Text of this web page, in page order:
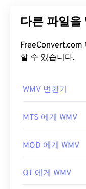
축하여 비디오 화
라는 디지털 컨테
는 경우가 많습니다.
WMV 파일
열고 읽을 수 있습
니다. Microsoft에
늘날 온라인에서
어 파일을 재생할
FreeConvert.com 다른 파일도
할 수 있습니다.
WMV 변환기
MTS 에게 WMV
MOD 에게 WMV
QT 에게 WMV